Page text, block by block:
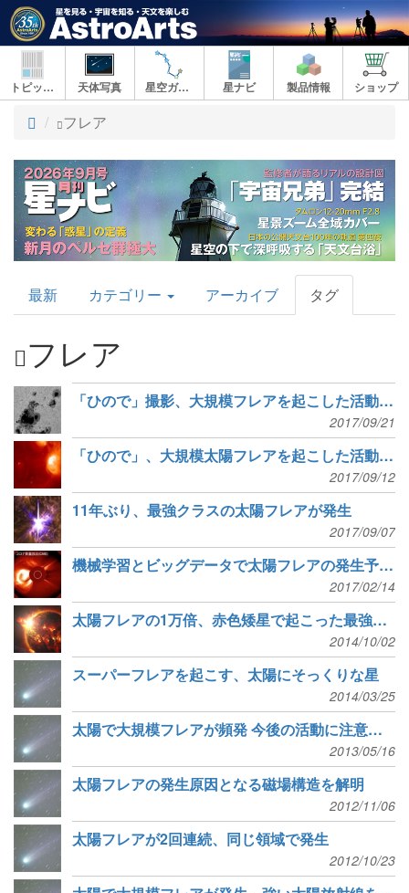
トピックス 天体写真 星空ガイド 星ナビ 製品情報 ショップ
ト
プ
フレア
AstroArts
Topics
最新 カテゴリー アーカイブ タグ
フレア
「ひので」撮影、大規模フレアを起こした活動領域の磁場構造とX線動画
2017/09/21
「ひので」、大規模太陽フレアを起こした活動領域を観測
2017/09/12
11年ぶり、最強クラスの太陽フレアが発生
2017/09/07
機械学習とビッグデータで太陽フレアの発生予測精度を向上
2017/02/14
太陽フレアの1万倍、赤色矮星で起こった最強のスーパーフレア
2014/10/02
スーパーフレアを起こす、太陽にそっくりな星
2014/03/25
太陽で大規模フレアが頻発 今後の活動に注意呼びかけ
2013/05/16
太陽フレアの発生原因となる磁場構造を解明
2012/11/06
太陽フレアが2回連続、同じ領域で発生
2012/10/23